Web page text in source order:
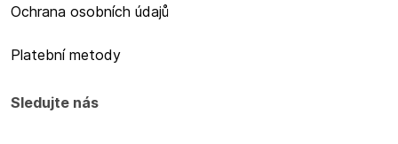
Ochrana osobních údajů
Platební metody
Sledujte nás